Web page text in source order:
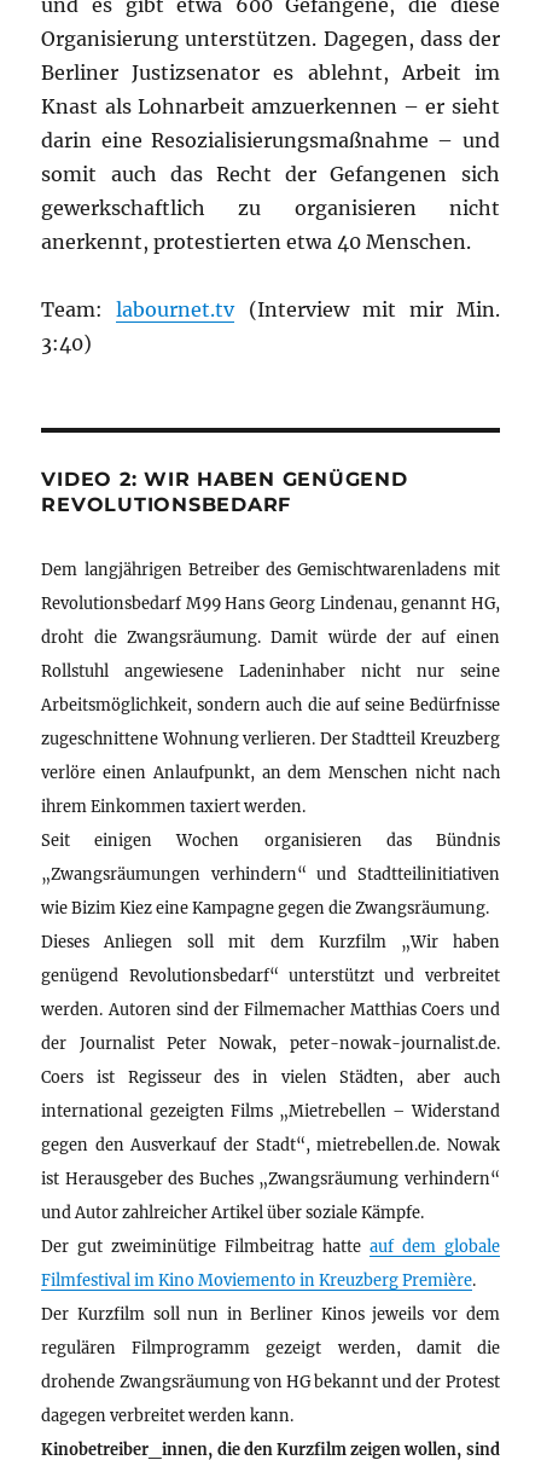
und es gibt etwa 600 Gefangene, die diese
Organisierung unterstützen. Dagegen, dass der
Berliner Justizsenator es ablehnt, Arbeit im
Knast als Lohnarbeit amzuerkennen – er sieht
darin eine Resozialisierungsmaßnahme – und
somit auch das Recht der Gefangenen sich
gewerkschaftlich zu organisieren nicht
anerkennt, protestierten etwa 40 Menschen.
Team:labournet.tv(Interview mit mir Min.
3:40)
VIDEO 2: WIR HABEN GENÜGEND
REVOLUTIONSBEDARF
Dem langjährigen Betreiber des Gemischtwarenladens mit
Revolutionsbedarf M99 Hans Georg Lindenau, genannt HG,
droht die Zwangsräumung. Damit würde der auf einen
Rollstuhl angewiesene Ladeninhaber nicht nur seine
Arbeitsmöglichkeit, sondern auch die auf seine Bedürfnisse
zugeschnittene Wohnung verlieren. Der Stadtteil Kreuzberg
verlöre einen Anlaufpunkt, an dem Menschen nicht nach
ihrem Einkommen taxiert werden.
Seit einigen Wochen organisieren das Bündnis
„Zwangsräumungen verhindern“ und Stadtteilinitiativen
wie Bizim Kiez eine Kampagne gegen die Zwangsräumung.
Dieses Anliegen soll mit dem Kurzfilm „Wir haben
genügend Revolutionsbedarf“ unterstützt und verbreitet
werden. Autoren sind der Filmemacher Matthias Coers und
der Journalist Peter Nowak, peter-nowak-journalist.de.
Coers ist Regisseur des in vielen Städten, aber auch
international gezeigten Films „Mietrebellen – Widerstand
gegen den Ausverkauf der Stadt“, mietrebellen.de. Nowak
ist Herausgeber des Buches „Zwangsräumung verhindern“
und Autor zahlreicher Artikel über soziale Kämpfe.
Der gut zweiminütige Filmbeitrag hatte auf dem globale
Filmfestival im Kino Moviemento in Kreuzberg Première.
Der Kurzfilm soll nun in Berliner Kinos jeweils vor dem
regulären Filmprogramm gezeigt werden, damit die
drohende Zwangsräumung von HG bekannt und der Protest
dagegen verbreitet werden kann.
Kinobetreiber_innen, die den Kurzfilm zeigen wollen, sind